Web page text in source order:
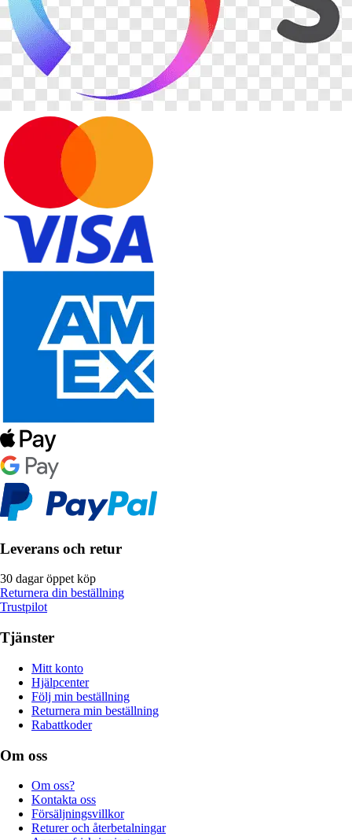
Leverans och retur
30 dagar öppet köp
Returnera din beställning
Trustpilot
Tjänster
Mitt konto
Hjälpcenter
Följ min beställning
Returnera min beställning
Rabattkoder
Om oss
Om oss?
Kontakta oss
Försäljningsvillkor
Returer och återbetalningar